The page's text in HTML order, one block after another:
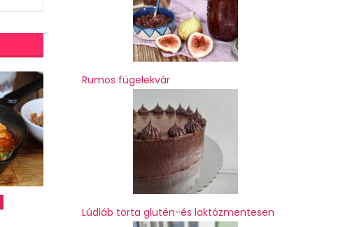
Rumos fügelekvár
Lúdláb torta glutén-és laktózmentesen